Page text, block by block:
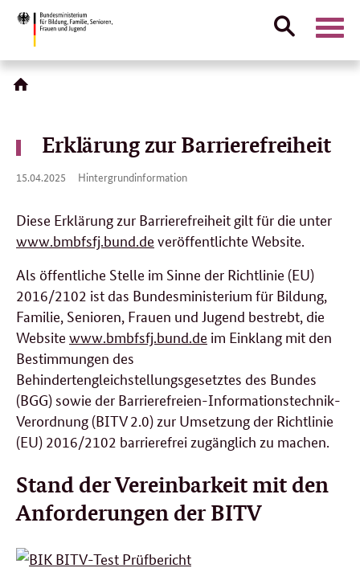
Direktlink:
Suche
Erklärung zur Barrierefreiheit
15.04.2025
15.Hintergrundinformation
Diese Erklärung zur Barrierefreiheit gilt für die unter
www.bmbfsfj.bund.de veröffentlichte Website.
Als öffentliche Stelle im Sinne der Richtlinie (EU)
2016/2102 ist das Bundesministerium für Bildung,
Familie, Senioren, Frauen und Jugend bestrebt, die
Website www.bmbfsfj.bund.de im Einklang mit den
Bestimmungen des
Behindertengleichstellungsgesetztes des Bundes
(BGG) sowie der Barrierefreien-Informationstechnik-
Verordnung (BITV 2.0) zur Umsetzung der Richtlinie
(EU) 2016/2102 barrierefrei zugänglich zu machen.
Stand der Vereinbarkeit mit den
Anforderungen der BITV